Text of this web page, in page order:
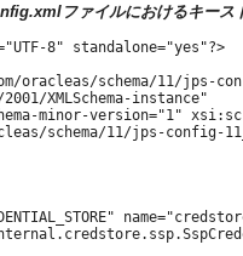
ファイルにおけるキース
8" standalone="yes"?>
oracleas/schema/11/jps-
XMLSchema-instance"
minor-version="1"
schema/11/jps-config-